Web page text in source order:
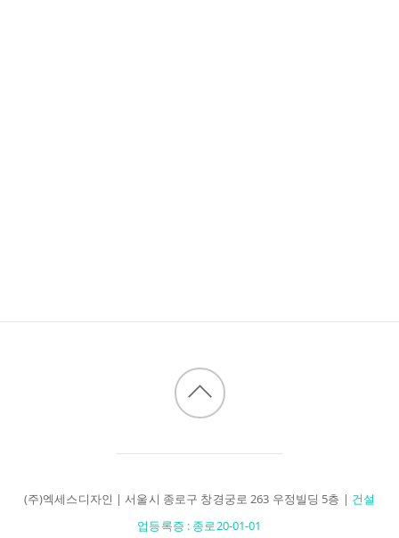
Back
(주)엑세스디자인 | 서울시 종로구 창경궁로 263 우정빌딩 5층 | 건설
업등록증 : 종로20-01-01